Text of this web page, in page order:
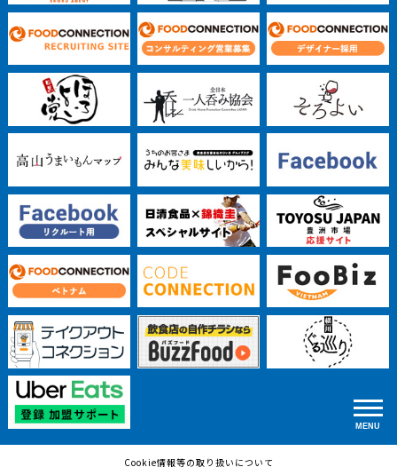
Cookie情報等の取り扱いについて